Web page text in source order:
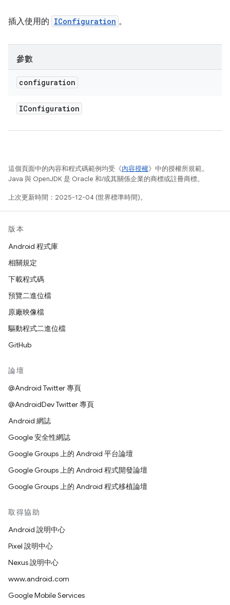
插入使用的 IConfiguration 。
參數
configuration
IConfiguration
這個頁面中的內容和程式碼範例均受《內容授權》中的授權所規範。
Java 與 OpenJDK 是 Oracle 和/或其關係企業的商標或註冊商標。
上次更新時間：2025-12-04 (世界標準時間)。
版本
Android 程式庫
相關規定
下載程式碼
預覽二進位檔
原廠映像檔
驅動程式二進位檔
GitHub
論壇
@Android Twitter 專頁
@AndroidDev Twitter 專頁
Android 網誌
Google 安全性網誌
Google Groups 上的 Android 平台論壇
Google Groups 上的 Android 程式開發論壇
Google Groups 上的 Android 程式移植論壇
取得協助
Android 說明中心
Pixel 說明中心
Nexus 說明中心
www.android.com
Google Mobile Services